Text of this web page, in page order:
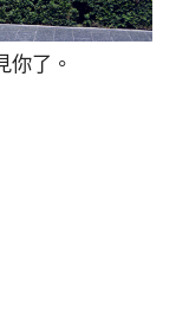
你了。